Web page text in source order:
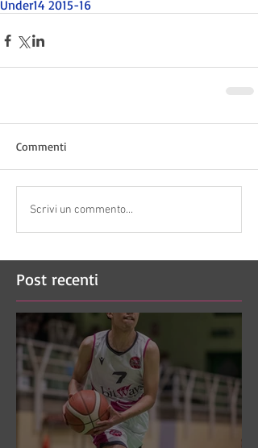
Under14 2015-16
Commenti
Scrivi un commento...
Post recenti